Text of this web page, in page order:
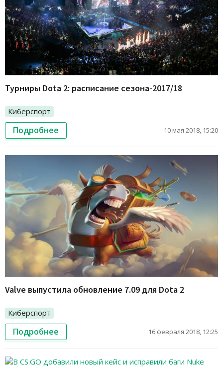
Турниры Dota 2: расписание сезона-2017/18
Киберспорт
Подробнее 10 мая 2018, 15:20
Valve выпустила обновление 7.09 для Dota 2
Киберспорт
Подробнее 16 февраля 2018, 12:25